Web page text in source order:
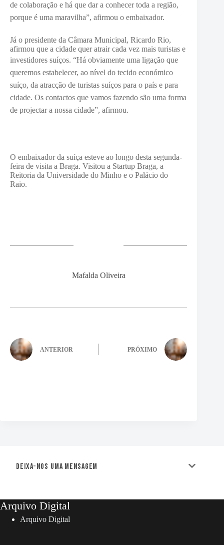
de colaboração e há que dar a conhecer toda a região,
porque é uma maravilha”, afirmou o embaixador.
Já o presidente da Câmara Municipal, Ricardo Rio,
afirmou que a cidade quer atrair cada vez mais turistas e
investidores suíços. “Há obviamente uma ligação que
queremos estabelecer, ao nível do tecido económico
suíço, da atracção de turistas suíços para o país e para
cidade. Os contactos que vamos fazendo são uma forma
de projectar a nossa cidade”, afirmou.
O embaixador da suíça esteve ao longo desta segunda-
feira de visita a Braga. Visitou a Startup Braga, a
Reitoria da Universidade do Minho e o Palácio do
Raio.
Mafalda Oliveira
ANTERIOR PRÓXIMO
Deixa-nos uma mensagem
Arquivo Digital
Arquivo Digital